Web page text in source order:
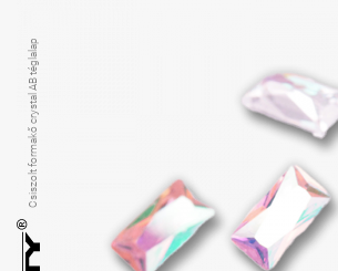
Csiszolt formakő crystal AB téglalap